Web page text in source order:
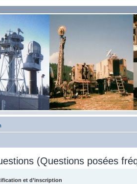
(Questions posées
et d’inscription